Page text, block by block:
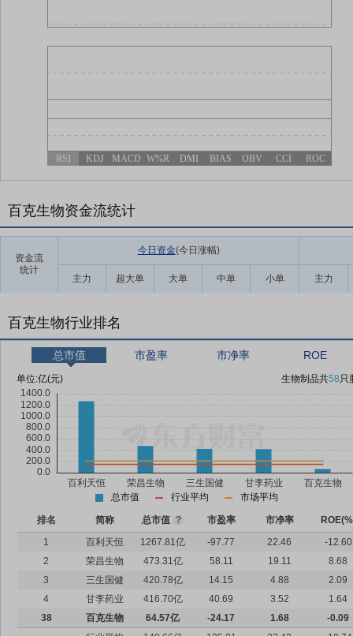
RSI KDJ MACD W%R DMI BIAS OBV CCI ROC
百克生物资金流统计
资金流
统计
今日资金(今日涨幅)
主力 超大单 大单 中单 小单 主力
百克生物行业排名
总市值 市盈率 市净率 ROE
单位:亿(元) 生物制品共58只
总市值 行业平均 市场平均
排名 简称 总市值 ? 市盈率 市净率
1
百利天恒 1267.81亿 -97.77 22.46
-12.60
2
荣昌生物 473.31亿 58.11 19.11
8.68
3
三生国健 420.78亿 14.15 4.88
2.09
4
甘李药业 416.70亿 40.69 3.52
1.64
38
百克生物 64.57亿 -24.17 1.68
-0.09